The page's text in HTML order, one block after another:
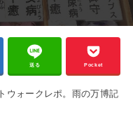
送る Pocket
ウォークレポ。雨の万博記